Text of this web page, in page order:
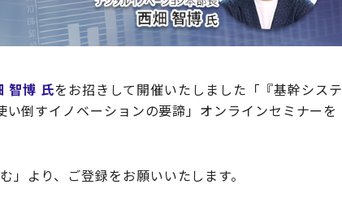
智博 氏をお招きして開催いたしました「『基幹システ
倒すイノベーションの要諦」オンラインセミナーを
より、ご登録をお願いいたします。